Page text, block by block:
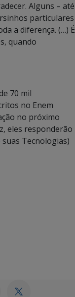
Alguns – até
particulares
a diferença. (…) É
quando
70 mil
no Enem
no próximo
eles responderão
Tecnologias)